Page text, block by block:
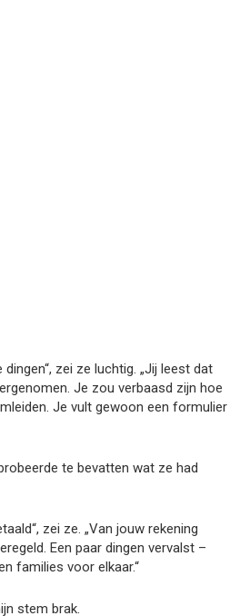
dingen“, zei ze luchtig. „Jij leest dat
Je zou verbaasd zijn hoe
Je vult gewoon een formulier
te bevatten wat ze had
zei ze. „Van jouw rekening
Een paar dingen vervalst –
families voor elkaar.“
stem brak.